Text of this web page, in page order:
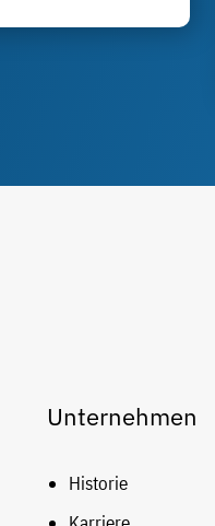
Unternehmen
Historie